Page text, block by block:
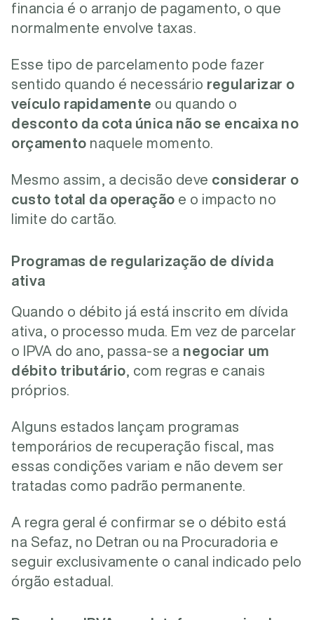
financia é o arranjo de pagamento, o que
normalmente envolve taxas.
Esse tipo de parcelamento pode fazer
sentido quando é necessário regularizar o
veículo rapidamente ou quando o
desconto da cota única não se encaixa no
orçamento naquele momento.
Mesmo assim, a decisão deve considerar o
custo total da operação e o impacto no
limite do cartão.
Programas de regularização de dívida
ativa
Quando o débito já está inscrito em dívida
ativa, o processo muda. Em vez de parcelar
o IPVA do ano, passa-se a negociar um
débito tributário , com regras e canais
próprios.
Alguns estados lançam programas
temporários de recuperação fiscal, mas
essas condições variam e não devem ser
tratadas como padrão permanente.
A regra geral é confirmar se o débito está
na Sefaz, no Detran ou na Procuradoria e
seguir exclusivamente o canal indicado pelo
órgão estadual.